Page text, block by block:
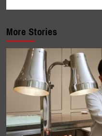
More Stories